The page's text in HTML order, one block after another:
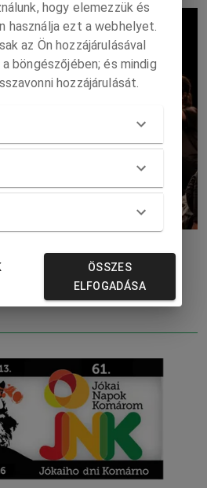
Tavaszon
újra a Cootúrázók a
hogy elemezzük és
használja ezt a webhelyet.
az Ön hozzájárulásával
böngészőjében; és mindig
hozzájárulását.
ÖSSZES
ELFOGADÁSA